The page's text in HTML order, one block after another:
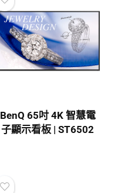
BenQ 65吋 4K 智慧電
子顯示看板 | ST6502